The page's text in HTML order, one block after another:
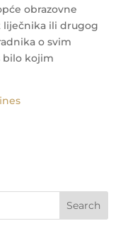
obrazovne
liječnika ili drugog
o svim
bilo kojim